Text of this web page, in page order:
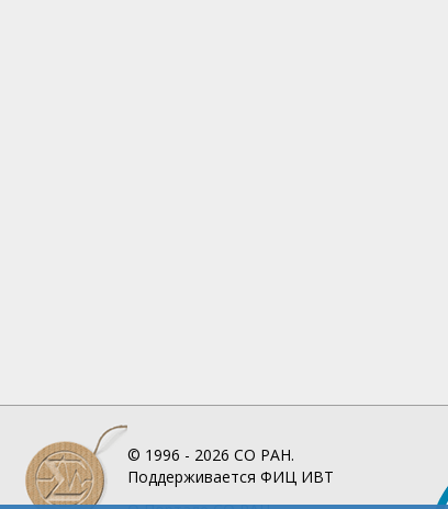
© 1996 - 2026 СО РАН.
Поддерживается ФИЦ ИВТ